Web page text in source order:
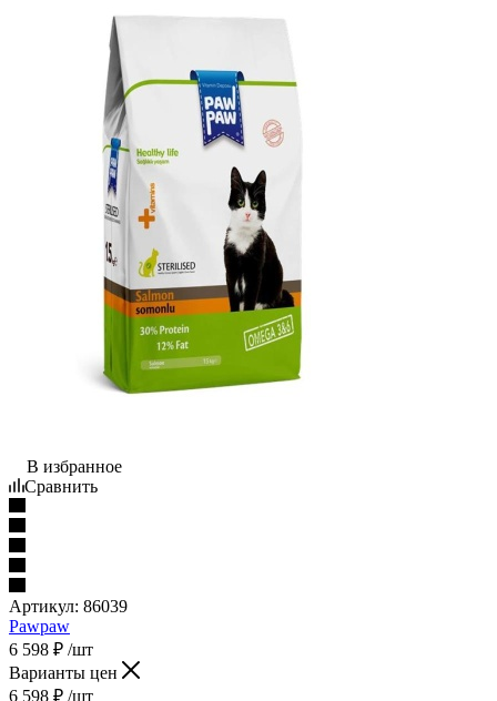
В избранное
Сравнить
Артикул: 86039
Pawpaw
6 598 ₽ /шт
Варианты цен
6 598 ₽ /шт